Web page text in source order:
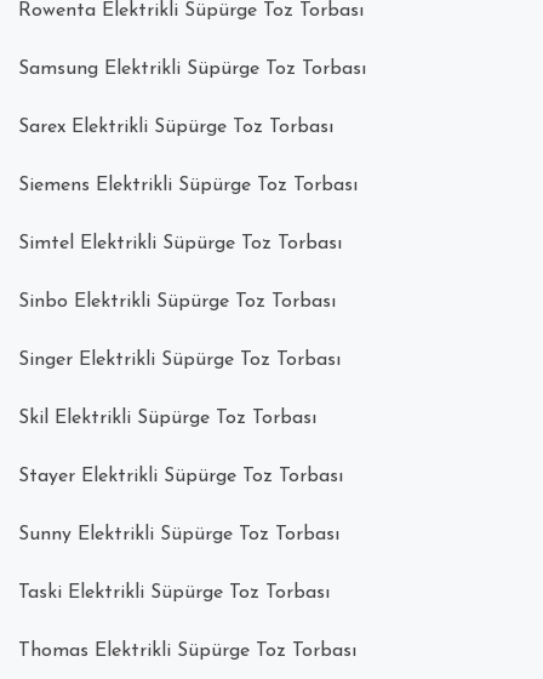
Rowenta Elektrikli Süpürge Toz Torbası
Samsung Elektrikli Süpürge Toz Torbası
Sarex Elektrikli Süpürge Toz Torbası
Siemens Elektrikli Süpürge Toz Torbası
Simtel Elektrikli Süpürge Toz Torbası
Sinbo Elektrikli Süpürge Toz Torbası
Singer Elektrikli Süpürge Toz Torbası
Skil Elektrikli Süpürge Toz Torbası
Stayer Elektrikli Süpürge Toz Torbası
Sunny Elektrikli Süpürge Toz Torbası
Taski Elektrikli Süpürge Toz Torbası
Thomas Elektrikli Süpürge Toz Torbası